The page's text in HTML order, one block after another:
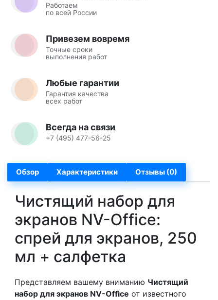
Работаем
по всей России
Привезем вовремя
Точные сроки
выполнения работ
Любые гарантии
Гарантия качества
всех работ
Всегда на связи
+7 (495) 477-56-25
Обзор Характеристики Отзывы (0)
Чистящий набор для
экранов NV-Office:
спрей для экранов, 250
мл + салфетка
Представляем вашему вниманию Чистящий
набор для экранов NV-Office от известного